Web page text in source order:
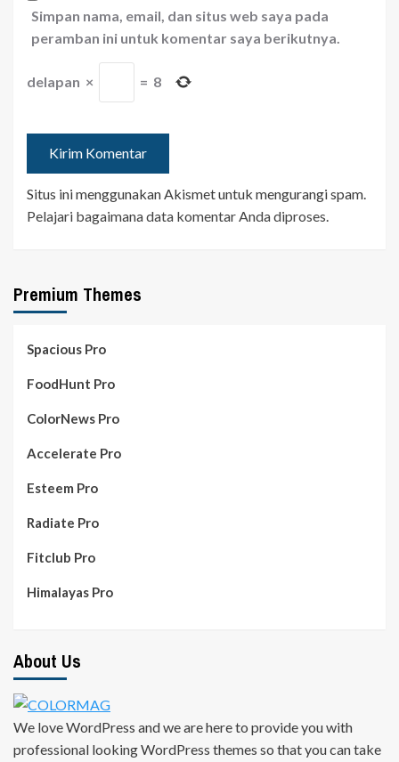
Simpan nama, email, dan situs web saya pada
peramban ini untuk komentar saya berikutnya.
delapan × = 8
Situs ini menggunakan Akismet untuk mengurangi spam.
Pelajari bagaimana data komentar Anda diproses
Premium Themes
Spacious Pro
FoodHunt Pro
ColorNews Pro
Accelerate Pro
Esteem Pro
Radiate Pro
Fitclub Pro
Himalayas Pro
About Us
We love WordPress and we are here to provide you with
professional looking WordPress themes so that you can take